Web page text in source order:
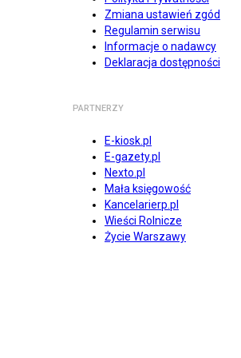
Zmiana ustawień zgód
Regulamin serwisu
Informacje o nadawcy
Deklaracja dostępności
PARTNERZY
E-kiosk.pl
E-gazety.pl
Nexto.pl
Mała księgowość
Kancelarierp.pl
Wieści Rolnicze
Życie Warszawy